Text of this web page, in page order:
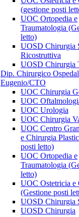
(gestione posti
UOC Ortopedia e
Traumatologia
letto)
UOSD Chirurgia
Ricostruttiva
UOSD Chirurgia
Dip. Chirurgico
Eugenio/CTO
UOC Chirurgia
UOC
UOC Urologia
UOC Chirurgia
UOC Centro
e Chirurgia
posti letto)
UOC Ortopedia e
Traumatologia
letto)
UOC Ostetricia e
(Gestione posti
UOSD Chirurgia
UOSD Chirurgia